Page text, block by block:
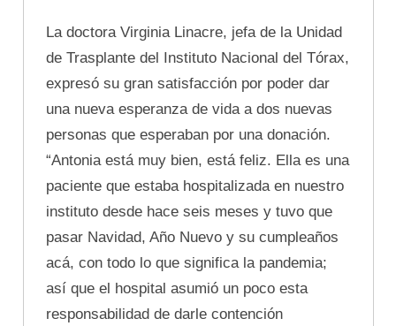
La doctora Virginia Linacre, jefa de la Unidad
de Trasplante del Instituto Nacional del Tórax,
expresó su gran satisfacción por poder dar
una nueva esperanza de vida a dos nuevas
personas que esperaban por una donación.
“Antonia está muy bien, está feliz. Ella es una
paciente que estaba hospitalizada en nuestro
instituto desde hace seis meses y tuvo que
pasar Navidad, Año Nuevo y su cumpleaños
acá, con todo lo que significa la pandemia;
así que el hospital asumió un poco esta
responsabilidad de darle contención